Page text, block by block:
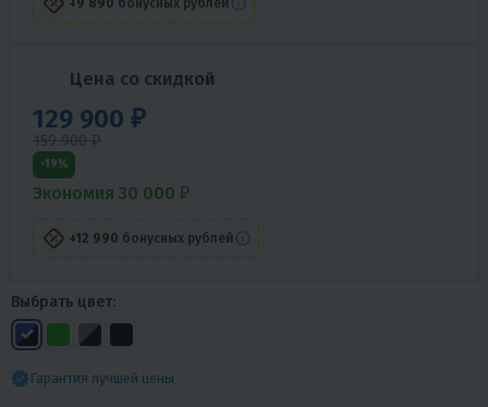
Гарантия лучшей цены
+9 890 бонусных рублей
Цена со скидкой
129 900 ₽
159 900 ₽
-19%
Экономия 30 000 ₽
+12 990 бонусных рублей
Выбрать цвет: